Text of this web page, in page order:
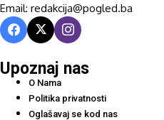
Email: redakcija@pogled.ba
Upoznaj nas
O Nama
Politika privatnosti
Oglašavaj se kod nas